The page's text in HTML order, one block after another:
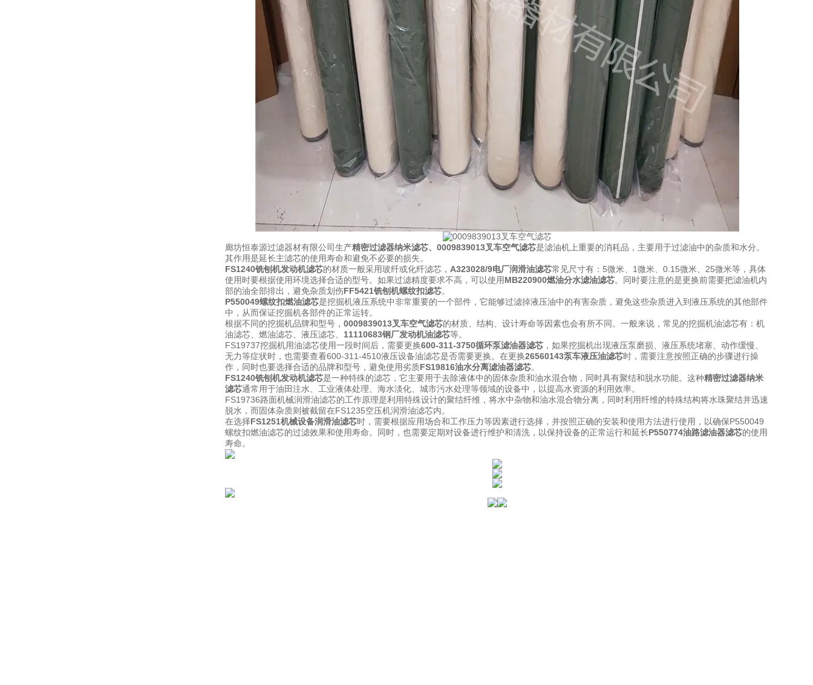
廊坊恒泰源过滤器材有限公司生产精密过滤器纳米滤芯、 0009839013叉车空气滤芯是滤油机上重要的消耗品，主要用于过滤油中的杂质和水分。
其作用是延长主滤芯的使用寿命和避免不必要的损失。
FS1240铣刨机发动机滤芯的材质一般采用玻纤或化纤滤芯， A323028/9电厂润滑油滤芯常见尺寸有：5微米、1微米、0.15微米、25微米等，具体
使用时要根据使用环境选择合适的型号。如果过滤精度要求不高，可以使用MB220900燃油分水滤油滤芯。同时要注意的是更换前需要把滤油机内
部的油全部排出，避免杂质划伤FF5421铣刨机螺纹扣滤芯。
P550049螺纹扣燃油滤芯是挖掘机液压系统中非常重要的一个部件，它能够过滤掉液压油中的有害杂质，避免这些杂质进入到液压系统的其他部件
中，从而保证挖掘机各部件的正常运转。
根据不同的挖掘机品牌和型号， 0009839013叉车空气滤芯的材质、结构、设计寿命等因素也会有所不同。一般来说，常见的挖掘机油滤芯有：机
油滤芯、燃油滤芯、液压滤芯、 11110683钢厂发动机油滤芯等。
FS19737挖掘机用油滤芯使用一段时间后，需要更换600-311-3750循环泵滤油器滤芯 ，如果挖掘机出现液压泵磨损、液压系统堵塞、动作缓慢、
无力等症状时，也需要查看600-311-4510液压设备油滤芯是否需要更换。在更换26560143泵车液压油滤芯时，需要注意按照正确的步骤进行操
作，同时也要选择合适的品牌和型号，避免使用劣质FS19816油水分离滤油器滤芯。
FS1240铣刨机发动机滤芯是一种特殊的滤芯，它主要用于去除液体中的固体杂质和油水混合物，同时具有聚结和脱水功能。这种精密过滤器纳米
滤芯通常用于油田注水、工业液体处理、海水淡化、城市污水处理等领域的设备中，以提高水资源的利用效率。
FS19736路面机械润滑油滤芯的工作原理是利用特殊设计的聚结纤维，将水中杂物和油水混合物分离，同时利用纤维的特殊结构将水珠聚结并迅速
脱水，而固体杂质则被截留在FS1235空压机润滑油滤芯内。
在选择FS1251机械设备润滑油滤芯时，需要根据应用场合和工作压力等因素进行选择，并按照正确的安装和使用方法进行使用，以确保P550049
螺纹扣燃油滤芯的过滤效果和使用寿命。同时，也需要定期对设备进行维护和清洗，以保持设备的正常运行和延长P550774油路滤油器滤芯的使用
寿命。